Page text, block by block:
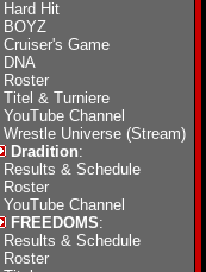
Hard Hit
BOYZ
Cruiser's Game
DNA
Roster
Titel & Turniere
YouTube Channel
Wrestle Universe (Stream)
Dradition:
Results & Schedule
Roster
YouTube Channel
FREEDOMS:
Results & Schedule
Roster